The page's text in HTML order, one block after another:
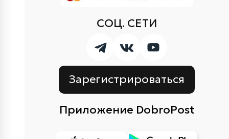
СОЦ. СЕТИ
Зарегистрироваться
Приложение DobroPost